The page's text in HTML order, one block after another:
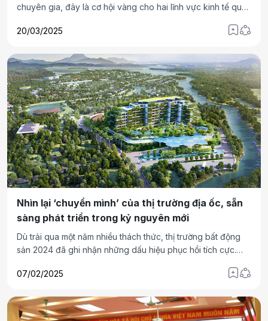
chuyên gia, đây là cơ hội vàng cho hai lĩnh vực kinh tế quan
20/03/2025
Nhìn lại ‘chuyển mình’ của thị trường địa ốc, sẵn
sàng phát triển trong kỷ nguyên mới
Dù trải qua một năm nhiều thách thức, thị trường bất động
sản 2024 đã ghi nhận những dấu hiệu phục hồi tích cực.
triển bền vững, năm 2025 được kỳ vọng là bước đệm quan
07/02/2025